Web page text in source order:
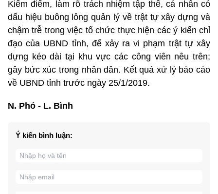
Kiểm điểm, làm rõ trách nhiệm tập thể, cá nhân có
dấu hiệu buông lỏng quản lý về trật tự xây dựng và
chậm trễ trong việc tổ chức thực hiện các ý kiến chỉ
đạo của UBND tỉnh, để xảy ra vi phạm trật tự xây
dựng kéo dài tại khu vực các công viên nêu trên;
gây bức xúc trong nhân dân. Kết quả xử lý báo cáo
về UBND tỉnh trước ngày 25/1/2019.
N. Phó - L. Bình
Ý kiến bình luận: